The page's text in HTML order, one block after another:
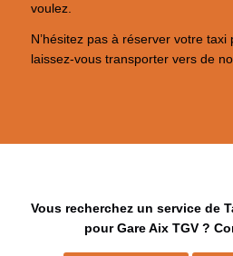
voulez.
N’hésitez pas à réserver votre taxi
laissez-vous transporter vers de
Vous recherchez un service de
pour Gare Aix TGV ?